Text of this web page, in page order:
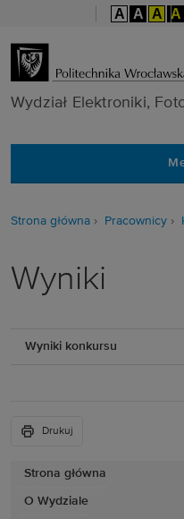
A A A A
Wydział Elektroniki,
Strona główna
O Wydziale
Strona główna Pracownicy
Wyniki
Wyniki konkursu
Drukuj